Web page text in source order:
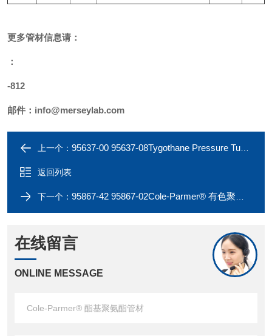
更多管材信息请：
：
-812
邮件： info@merseylab.com
上一个： 95637-00 95637-08Tygothane Pressure Tubing 管材
返回列表
下一个： 95867-42 95867-02Cole-Parmer® 有色聚氨酯管材
在线留言
ONLINE MESSAGE